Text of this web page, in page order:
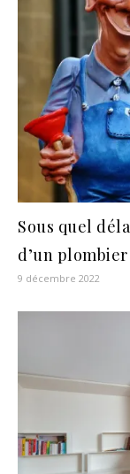
Sous quel
d’un
9 décembre 2022